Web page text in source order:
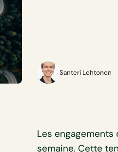
Santeri Lehtonen
Les
semaine. Cette